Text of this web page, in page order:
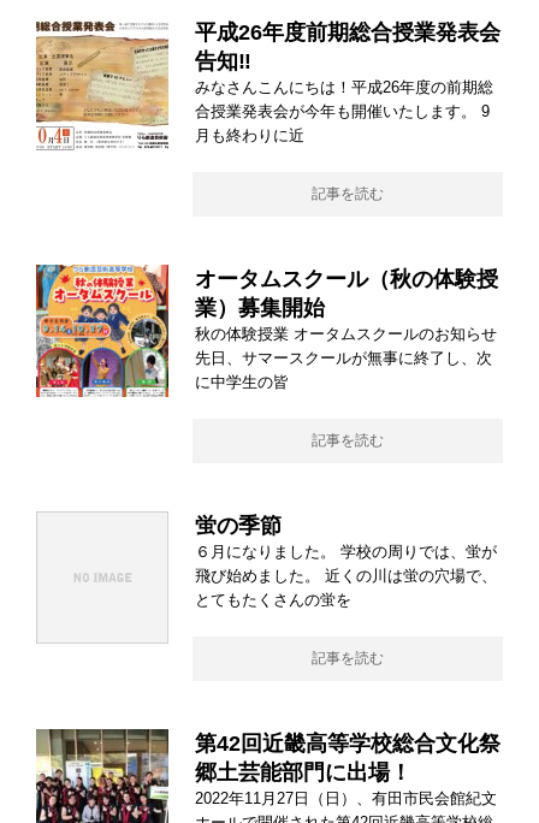
平成26年度前期総合授業発表会
告知‼︎
みなさんこんにちは！平成26年度の前期総
合授業発表会が今年も開催いたします。 9
月も終わりに近
記事を読む
オータムスクール（秋の体験授
業）募集開始
秋の体験授業 オータムスクールのお知らせ
先日、サマースクールが無事に終了し、次
に中学生の皆
記事を読む
蛍の季節
６月になりました。 学校の周りでは、蛍が
飛び始めました。 近くの川は蛍の穴場で、
とてもたくさんの蛍を
記事を読む
第42回近畿高等学校総合文化祭
郷土芸能部門に出場！
2022年11月27日（日）、有田市民会館紀文